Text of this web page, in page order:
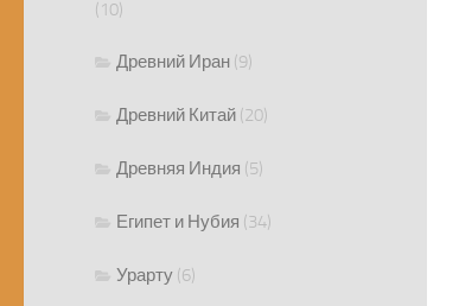
(10)
Древний Иран (9)
Древний Китай (20)
Древняя Индия (5)
Египет и Нубия (34)
Урарту (6)